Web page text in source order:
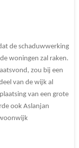
de schaduwwerking
woningen zal raken.
zou bij een
van de wijk al
van een grote
ook Aslanjan